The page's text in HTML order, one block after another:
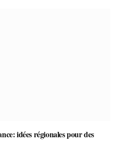
idées régionales pour des